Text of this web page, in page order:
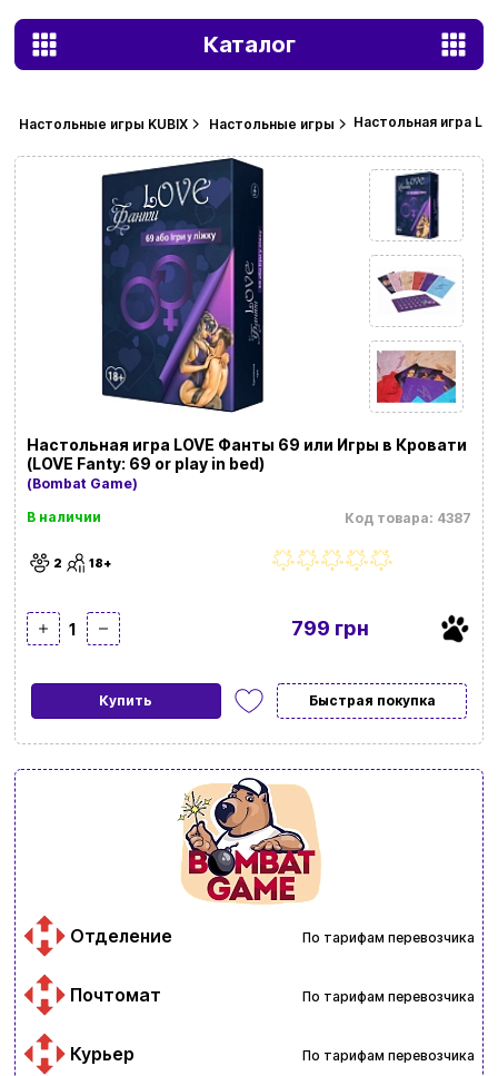
Каталог
Настольные игры KUBIX Настольные игры Настольная игра
Настольная игра LOVE Фанты 69 или Игры в Кровати
(LOVE Fanty: 69 or play in bed)
(Bombat Game)
Код товара: 4387
В наличии
2 18+
799 грн
1
Купить Быстрая покупка
Отделение По тарифам перевозчика
Почтомат По тарифам перевозчика
Курьер По тарифам перевозчика